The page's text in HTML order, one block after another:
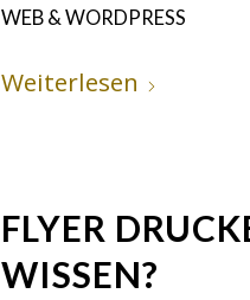
WEB & WORDPRESS
Weiterlesen
FLYER
WISSEN?